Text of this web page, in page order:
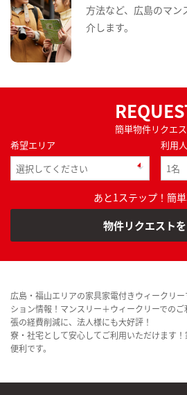
方法など、広島のマン
介します。
簡単物件リクエ
希望エリア
利用
あと1ステップ！簡単
物件リクエスト
広島・福山エリアの家具家電付きウィークリ
ション情報！マンスリー＋ウィークリーでの
張の経費削減に、法人様にも大好評！
寮・社宅として安心してご利用いただけます
便利です。